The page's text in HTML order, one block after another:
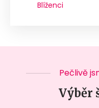
Blíženci
Pečlivě
Výběr